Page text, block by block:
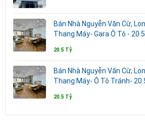
Bán Nhà Nguyễn Văn Cừ,
Thang Máy- Gara Ô Tô -
20.5 Tỷ
Bán Nhà Nguyễn Văn Cừ,
Thang Máy- Ô Tô Tránh-
20.5 Tỷ